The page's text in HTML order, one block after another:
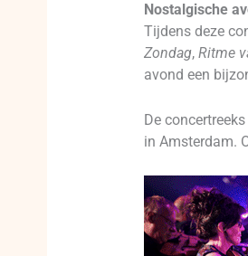
Nostalgische
Tijdens deze
Zondag, Ritme
avond een
De
in Amsterdam.